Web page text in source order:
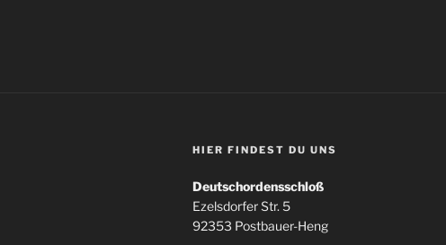
HIER FINDEST DU UNS
Deutschordensschloß
Ezelsdorfer Str. 5
92353 Postbauer-Heng